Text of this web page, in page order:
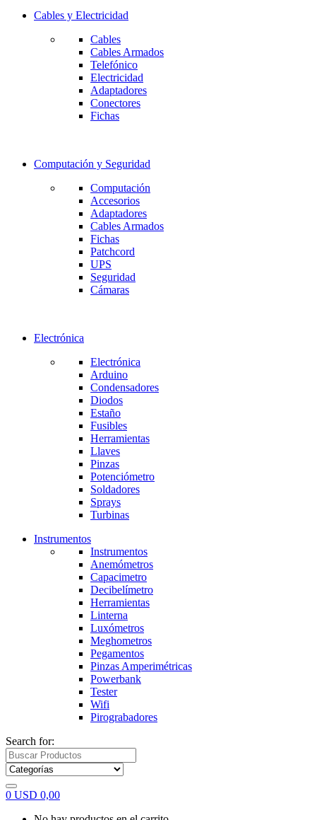
Cables y Electricidad
Cables
Cables Armados
Telefónico
Electricidad
Adaptadores
Conectores
Fichas
Computación y Seguridad
Computación
Accesorios
Adaptadores
Cables Armados
Fichas
Patchcord
UPS
Seguridad
Cámaras
Electrónica
Electrónica
Arduino
Condensadores
Diodos
Estaño
Fusibles
Herramientas
Llaves
Pinzas
Potenciómetro
Soldadores
Sprays
Turbinas
Instrumentos
Instrumentos
Anemómetros
Capacimetro
Decibelímetro
Herramientas
Linterna
Luxómetros
Meghometros
Pegamentos
Pinzas Amperimétricas
Powerbank
Tester
Wifi
Pirograbadores
Search for:
0 USD 0,00